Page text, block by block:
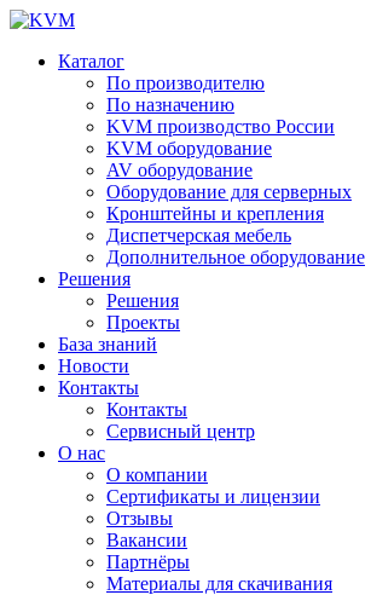
Каталог
По производителю
По назначению
KVM производство России
KVM оборудование
AV оборудование
Оборудование для серверных
Кронштейны и крепления
Диспетчерская мебель
Дополнительное оборудование
Решения
Решения
Проекты
База знаний
Новости
Контакты
Контакты
Сервисный центр
О нас
О компании
Сертификаты и лицензии
Отзывы
Вакансии
Партнёры
Материалы для скачивания